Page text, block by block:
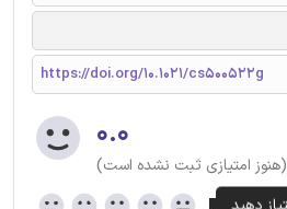
https://doi.org/10.1021/cs500522g
۰.۰
(هنوز امتیازی ثبت نشده است)